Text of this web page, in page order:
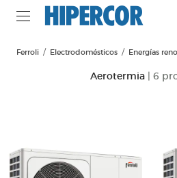
Ferroli Electrodomésticos Energías
Aerotermia | 6